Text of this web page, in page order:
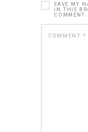
SAVE MY
IN THIS
COMMENT.